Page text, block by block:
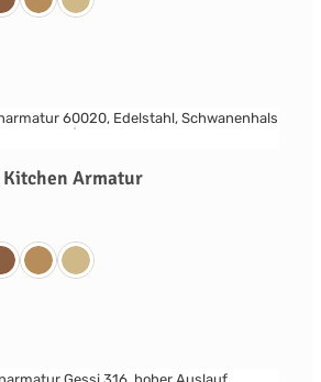
Gebürstet
MattSchwarz Gebürstet PVD
708 Kupfer Gebürstet PVD
726 Warm Bronze Gebürstet PVD
727 Messing Gebürstet PVD
Kitchen Armatur
Gebürstet
MattSchwarz Gebürstet PVD
708 Kupfer Gebürstet PVD
726 Warm Bronze Gebürstet PVD
727 Messing Gebürstet PVD